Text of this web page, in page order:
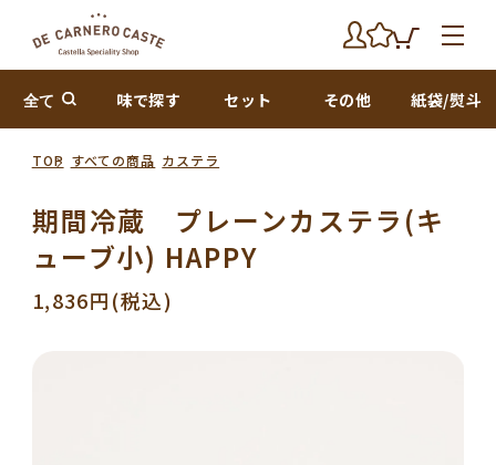
全て 味で探す セット その他 紙袋/熨斗
期間冷蔵 プレーンカステラ(キ
ューブ小) HAPPY
1,836円(税込)
TOP すべての商品 カステラ